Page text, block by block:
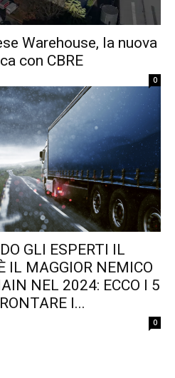
Warehouse, la nuova
con CBRE
0
GLI ESPERTI IL
IL MAGGIOR NEMICO
NEL 2024: ECCO I 5
I...
0